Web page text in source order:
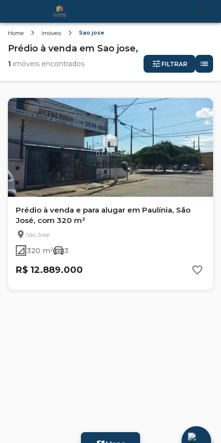
Home Imóveis Sao jose
Prédio à venda em Sao jose,
1 imóveis encontrados FILTRAR
Prédio à venda e para alugar em Paulínia, São
José, com 320 m²
São José
320 m² 3
R$ 12.889.000